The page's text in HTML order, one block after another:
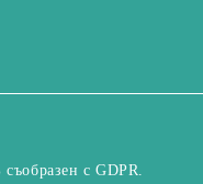
с GDPR.